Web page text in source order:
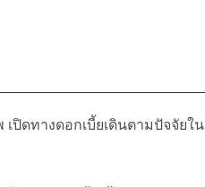
ปิดทางดอกเบี้ยเดินตามปัจจัยใน